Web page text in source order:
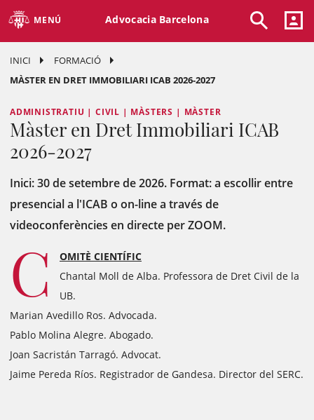
MENÚ Advocacia Barcelona
INICI
FORMACIÓ
MÀSTER EN DRET IMMOBILIARI ICAB 2026-2027
ADMINISTRATIU | CIVIL | MÀSTERS | MÀSTER
Màster en Dret Immobiliari ICAB
2026-2027
Inici: 30 de setembre de 2026. Format: a escollir entre
presencial a l'ICAB o on-line a través de
videoconferències en directe per ZOOM.
C
OMITÈ CIENTÍFIC
Chantal Moll de Alba. Professora de Dret Civil de la
UB.
Marian Avedillo Ros. Advocada.
Pablo Molina Alegre. Abogado.
Joan Sacristán Tarragó. Advocat.
Jaime Pereda Ríos. Registrador de Gandesa. Director del SERC.